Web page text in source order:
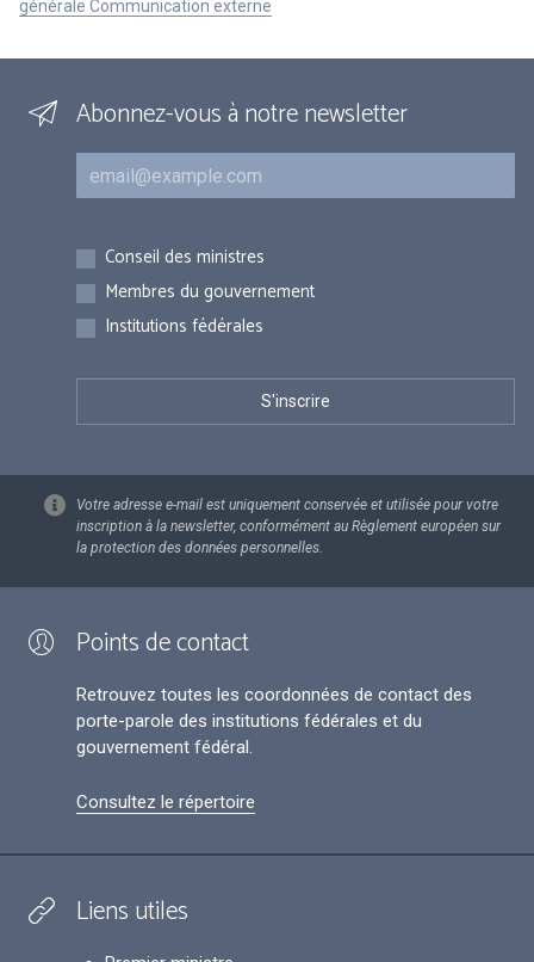
générale Communication externe
Abonnez-vous à notre newsletter
Courriel
Inscriptions
Conseil des ministres
Membres du gouvernement
Institutions fédérales
Votre adresse e-mail est uniquement conservée et utilisée pour votre
inscription à la newsletter, conformément au Règlement européen sur
la protection des données personnelles.
Points de contact
Retrouvez toutes les coordonnées de contact des
porte-parole des institutions fédérales et du
gouvernement fédéral.
Consultez le répertoire
Liens utiles